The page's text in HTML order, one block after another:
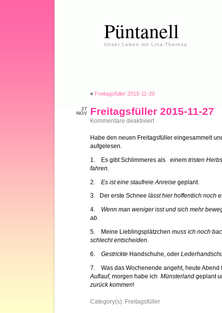
Püntanell
Unser Leben mit Lina-Theresa
« Freitagsfüller 2015-11-20
27
NOV
Freitagsfüller 2015-11-27
Kommentare deaktiviertfür
11-
Habe den neuen Freitagsfüller eingesammelt
aufgelesen.
1. Es gibt Schlimmeres als einem tristen
fahren
2. Es ist eine staufreie Anreise geplant.
3. Der erste Schnee lässt hier hoffentlich noch
4. Wenn man weniger isst und sich mehr
ab.
5. Meine Lieblingsplätzchen muss ich noch
schlecht entscheiden.
6. Gestrickte Handschuhe, oder
7. Was das Wochenende angeht, heute Abend
Auflauf, morgen habe ich Münsterland geplant
zurück kommen!
Category(s): Freitagsfüller